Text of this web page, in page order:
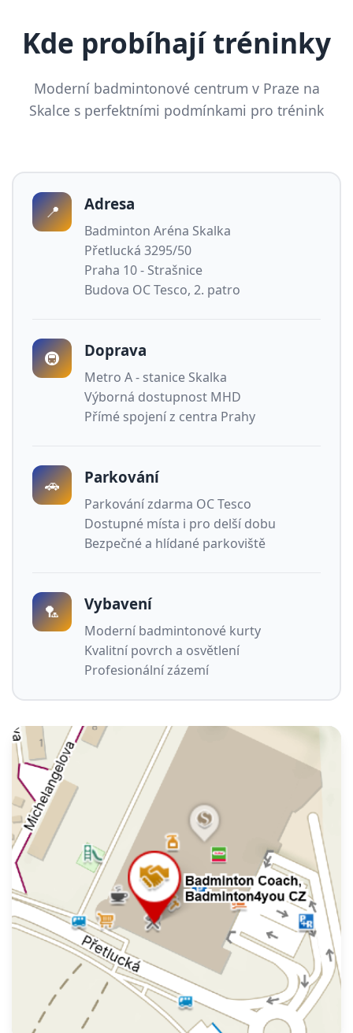
Kde probíhají tréninky
Moderní badmintonové centrum v Praze na
Skalce s perfektními podmínkami pro trénink
📍 Adresa
Badminton Aréna Skalka
Přetlucká 3295/50
Praha 10 - Strašnice
Budova OC Tesco, 2. patro
🚇 Doprava
Metro A - stanice Skalka
Výborná dostupnost MHD
Přímé spojení z centra Prahy
🚗 Parkování
Parkování zdarma OC Tesco
Dostupné místa i pro delší dobu
Bezpečné a hlídané parkoviště
🏸 Vybavení
Moderní badmintonové kurty
Kvalitní povrch a osvětlení
Profesionální zázemí